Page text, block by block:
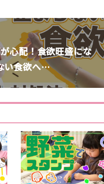
心配！食欲旺盛にな
い食欲へ…